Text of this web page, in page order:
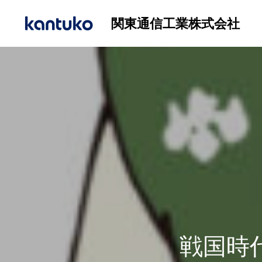
関東通信工業株式会社
戦国時